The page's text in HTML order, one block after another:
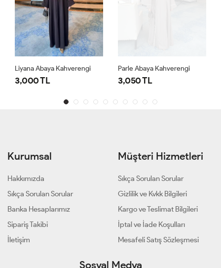
Liyana Abaya Kahverengi
3,000 TL
Parle Abaya Kahverengi
3,050 TL
Kurumsal
Hakkımızda
Sıkça Sorulan Sorular
Banka Hesaplarımız
Sipariş Takibi
İletişim
Müşteri Hizmetleri
Sıkça Sorulan Sorular
Gizlilik ve Kvkk Bilgileri
Kargo ve Teslimat Bilgileri
İptal ve İade Koşulları
Mesafeli Satış Sözleşmesi
Sosyal Medya